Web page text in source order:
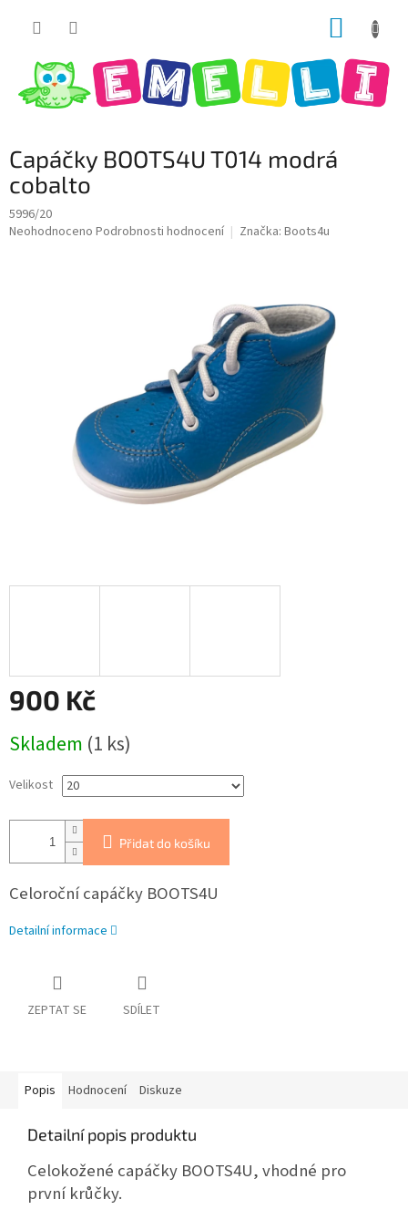
Capáčky BOOTS4U T014 modrá
cobalto
5996/20
Průměrné
Neohodnoceno Podrobnosti hodnocení Značka: Boots4u
900 Kč
cena:
Skladem (1 ks)
Velikost
Přidat do košíku
Celoroční capáčky BOOTS4U
Detailní informace
ZEPTAT SE SDÍLET
Popis Hodnocení Diskuze
Detailní popis produktu
Celokožené capáčky BOOTS4U, vhodné pro
první krůčky.